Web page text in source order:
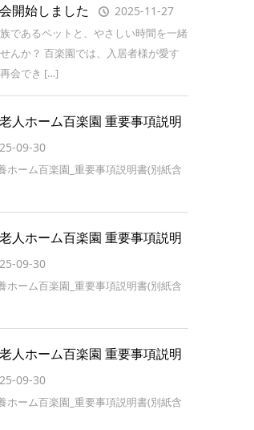
開始しました 2025-11-27
であるペットと、やさしい時間を一緒
んか？ 百楽園では、入居者様が愛す
会でき […]
人ホーム百楽園 重要事項説明
09-30
ホーム百楽園_重要事項説明書(別紙含
人ホーム百楽園 重要事項説明
09-30
ホーム百楽園_重要事項説明書(別紙含
人ホーム百楽園 重要事項説明
09-30
ホーム百楽園_重要事項説明書(別紙含